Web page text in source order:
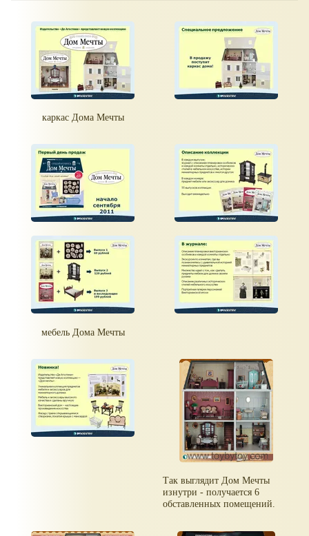
каркас Дома Мечты
мебель Дома Мечты
Так выглядит Дом Мечты
изнутри - получается 6
обставленных помещений.